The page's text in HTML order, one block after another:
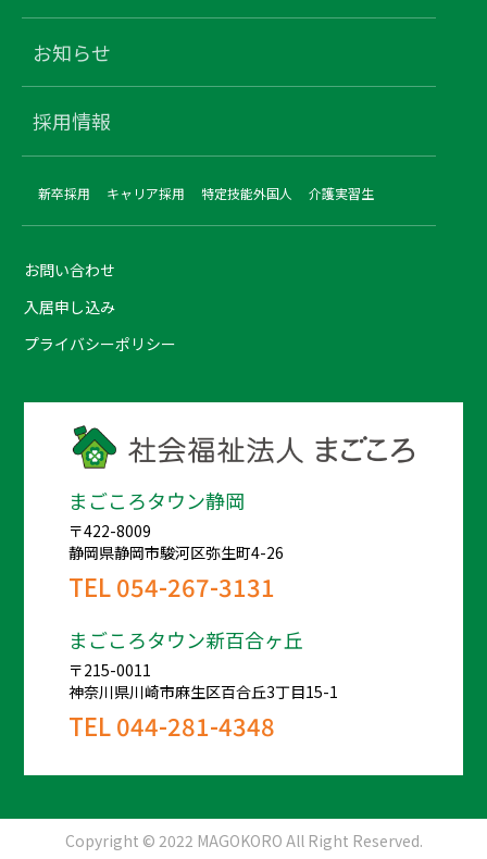
お知らせ
採用情報
新卒採用 キャリア採用 特定技能外国人 介護実習生
お問い合わせ
入居申し込み
プライバシーポリシー
まごころタウン静岡
〒422-8009
静岡県静岡市駿河区弥生町4-26
TEL054-267-3131
まごころタウン新百合ヶ丘
〒215-0011
神奈川県川崎市麻生区百合丘3丁目15-1
TEL044-281-4348
Copyright © 2022 MAGOKORO All Right Reserved.